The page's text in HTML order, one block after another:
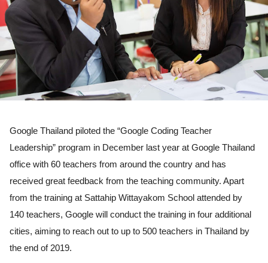
Google Thailand piloted the “Google Coding Teacher
Leadership” program in December last year at Google Thailand
office with 60 teachers from around the country and has
received great feedback from the teaching community. Apart
from the training at Sattahip Wittayakom School attended by
140 teachers, Google will conduct the training in four additional
cities, aiming to reach out to up to 500 teachers in Thailand by
the end of 2019.